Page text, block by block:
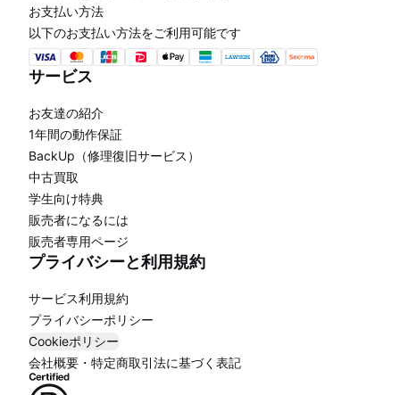
お支払い方法
以下のお支払い方法をご利用可能です
サービス
お友達の紹介
1年間の動作保証
BackUp（修理復旧サービス）
中古買取
学生向け特典
販売者になるには
販売者専用ページ
プライバシーと利用規約
サービス利用規約
プライバシーポリシー
Cookieポリシー
会社概要・特定商取引法に基づく表記